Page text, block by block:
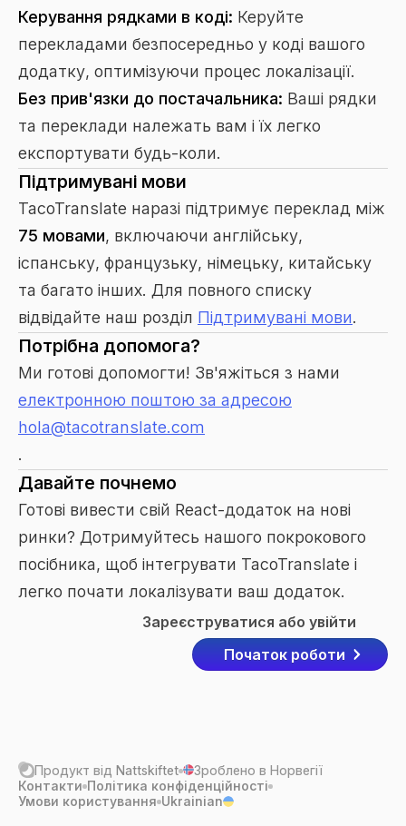
Керування рядками в коді: Керуйте
перекладами безпосередньо у коді вашого
додатку, оптимізуючи процес локалізації.
Без прив'язки до постачальника: Ваші рядки
та переклади належать вам і їх легко
експортувати будь-коли.
Підтримувані мови
TacoTranslate наразі підтримує переклад між
75 мовами, включаючи англійську,
іспанську, французьку, німецьку, китайську
та багато інших. Для повного списку
відвідайте наш розділ Підтримувані мови.
Потрібна допомога?
Ми готові допомогти! Зв'яжіться з нами
електронною поштою за адресою
hola@tacotranslate.com
.
Давайте почнемо
Готові вивести свій React-додаток на нові
ринки? Дотримуйтесь нашого покрокового
посібника, щоб інтегрувати TacoTranslate і
легко почати локалізувати ваш додаток.
Зареєструватися або увійти
Початок роботи
Продукт від Nattskiftet
Зроблено в Норвегії
Контакти Політика конфіденційності
Умови користування Ukrainian